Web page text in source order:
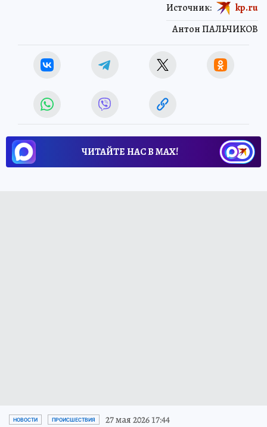
Антон ПАЛЬЧИКОВ
Источник: kp.ru
ЧИТАЙТЕ НАС В МАХ!
НОВОСТИ ПРОИСШЕСТВИЯ 27 мая 2026 17:44